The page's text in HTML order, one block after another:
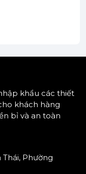
PU
khẩu các thiết
khách hàng
bỉ và an toàn
Phường